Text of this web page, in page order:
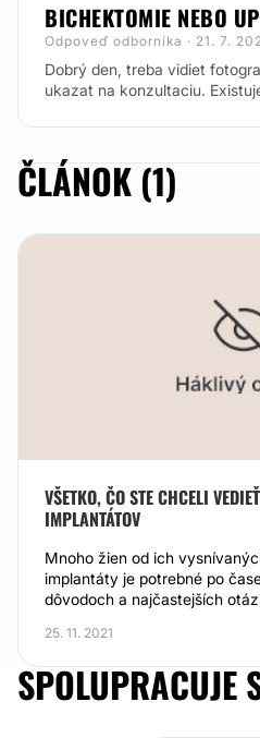
BICHEKTOMIE NEBO
Odpoveď odborníka · 21. 7.
Dobrý den, treba vidiet
ukazat na konzultaciu.
ČLÁNOK (1)
VŠETKO, ČO STE CHCELI
IMPLANTÁTOV
Mnoho žien od ich
implantáty je potrebné po
dôvodoch a najčastejších
25. 11. 2021
SPOLUPRACUJE